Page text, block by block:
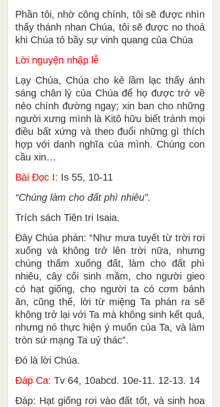
Phần tôi, nhờ công chính, tôi sẽ được nhìn
thấy thánh nhan Chúa, tôi sẽ được no thoả
khi Chúa tỏ bầy sự vinh quang của Chúa
Lời nguyện nhập lễ
Lạy Chúa, Chúa cho kẻ lầm lạc thấy ánh
sáng chân lý của Chúa để họ được trở về
nẻo chính đường ngay; xin ban cho những
người xưng mình là Kitô hữu biết tránh mọi
điều bất xứng và theo đuổi những gì thích
hợp với danh nghĩa của mình. Chúng con
cầu xin…
Bài Ðọc I: Is 55, 10-11
“Chúng làm cho đất phì nhiêu”.
Trích sách Tiên tri Isaia.
Ðây Chúa phán: “Như mưa tuyết từ trời rơi
xuống và không trở lên trời nữa, nhưng
chúng thấm xuống đất, làm cho đất phì
nhiêu, cây cối sinh mầm, cho người gieo
có hạt giống, cho người ta có cơm bánh
ăn, cũng thế, lời từ miệng Ta phán ra sẽ
không trở lại với Ta mà không sinh kết quả,
nhưng nó thực hiện ý muốn của Ta, và làm
tròn sứ mạng Ta uỷ thác”.
Ðó là lời Chúa.
Ðáp Ca: Tv 64, 10abcd. 10e-11. 12-13. 14
Ðáp: Hạt giống rơi vào đất tốt, và sinh hoa